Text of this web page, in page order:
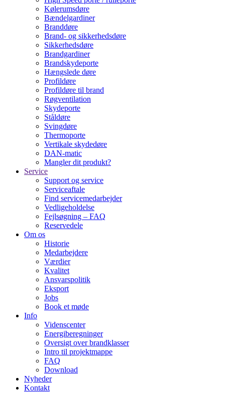
Kølerumsdøre
Bændelgardiner
Branddøre
Brand- og sikkerhedsdøre
Sikkerhedsdøre
Brandgardiner
Brandskydeporte
Hængslede døre
Profildøre
Profildøre til brand
Røgventilation
Skydeporte
Ståldøre
Svingdøre
Thermoporte
Vertikale skydedøre
DAN-matic
Mangler dit produkt?
Service
Support og service
Serviceaftale
Find servicemedarbejder
Vedligeholdelse
Fejlsøgning – FAQ
Reservedele
Om os
Historie
Medarbejdere
Værdier
Kvalitet
Ansvarspolitik
Eksport
Jobs
Book et møde
Info
Videnscenter
Energiberegninger
Oversigt over brandklasser
Intro til projektmappe
FAQ
Download
Nyheder
Kontakt